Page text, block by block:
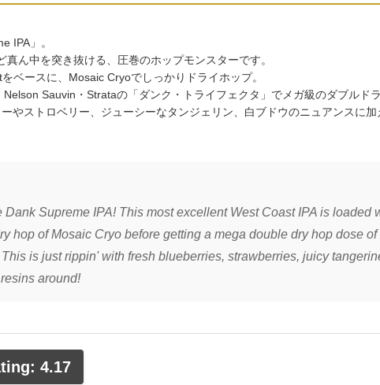
IPA」。
真ん中を突き抜ける、圧巻のホップモンスターです。
ベースに、Mosaic Cryoでしっかりドライホップ。
Sauvin・Strataの「ダンク・トライフェクタ」でメガ級のダブルド
やストロベリー、ジューシーなタンジェリン、白ブドウのニュアンスに
Dank Supreme IPA! This most excellent West Coast IPA is loaded
hop of Mosaic Cryo before getting a mega double dry hop dose
is just rippin' with fresh blueberries, strawberries, juicy
around!
4.17